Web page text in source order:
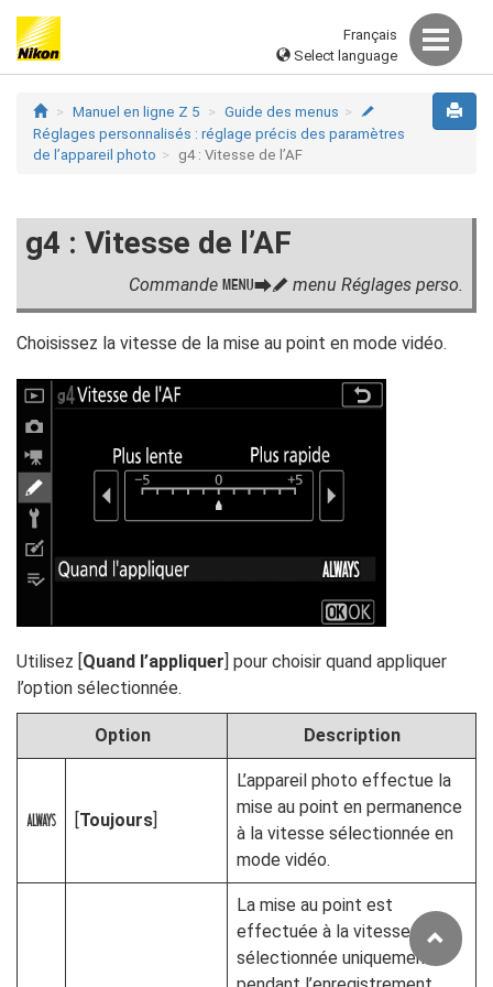
Français
Select language
Manuel en ligne Z 5 Guide des menus A
Réglages personnalisés : réglage précis des paramètres
de l’appareil photo
g4 : Vitesse de l’AF
g4 : Vitesse de l’AF
Commande GUA menu Réglages perso.
Choisissez la vitesse de la mise au point en mode vidéo.
Utilisez [Quand l’appliquer] pour choisir quand appliquer
l’option sélectionnée.
Option Description
D [Toujours]
L’appareil photo effectue la
mise au point en permanence
à la vitesse sélectionnée en
mode vidéo.
La mise au point est
effectuée à la vitesse
sélectionnée uniquement